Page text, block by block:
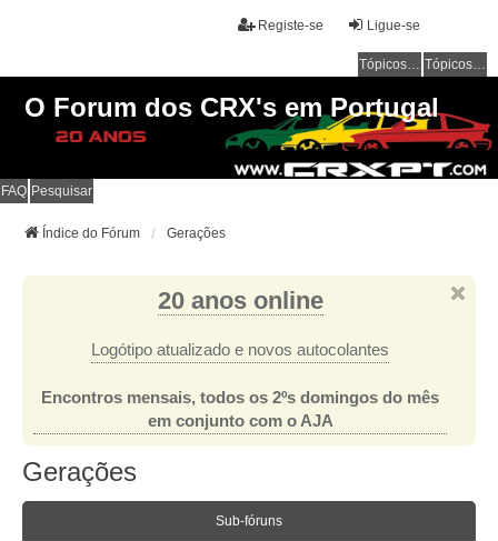
Ligue-se
Registe-se
Tópicos sem resposta Tópicos ativos
O Forum dos CRX's em Portugal
FAQ Pesquisar
Índice do Fórum Gerações
20 anos online
Logótipo atualizado e novos autocolantes
Encontros mensais, todos os 2ºs domingos do mês
em conjunto com o AJA
Gerações
Sub-fóruns